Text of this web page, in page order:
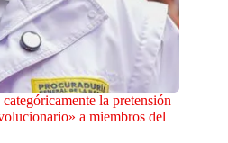
la pretensión
a miembros del